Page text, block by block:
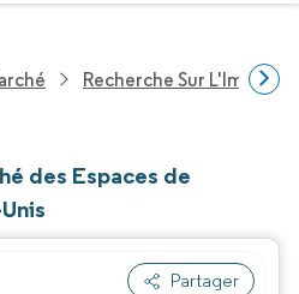
Recherche Sur
des Espaces de
Partager